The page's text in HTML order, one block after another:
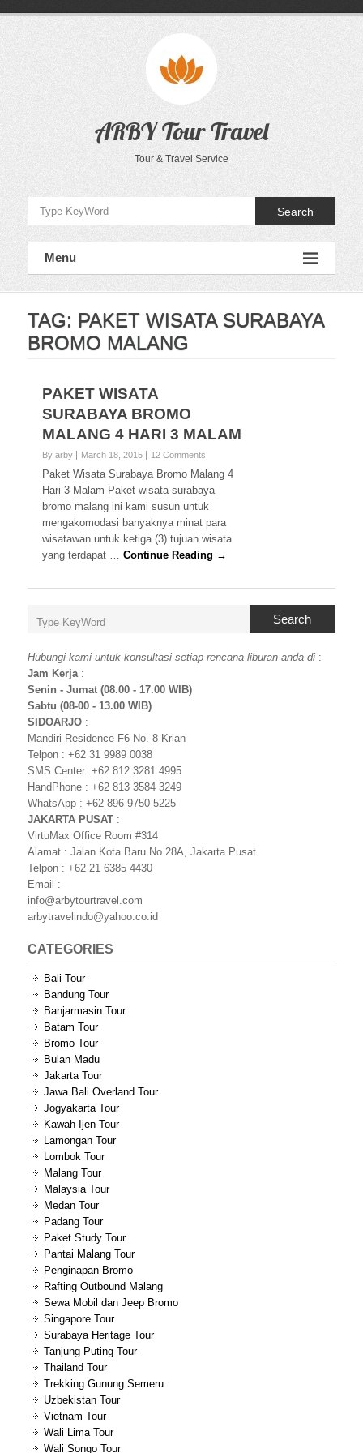
ARBY Tour Travel
Tour & Travel Service
Search
Menu
TAG: PAKET WISATA SURABAYA
BROMO MALANG
PAKET WISATA
SURABAYA BROMO
MALANG 4 HARI 3 MALAM
By arby March 18, 2015 12 Comments
Paket Wisata Surabaya Bromo Malang 4
Hari 3 Malam Paket wisata surabaya
bromo malang ini kami susun untuk
mengakomodasi banyaknya minat para
wisatawan untuk ketiga (3) tujuan wisata
yang terdapat …Continue Reading →
Search
Hubungi kami untuk konsultasi setiap rencana liburan anda di :
Jam Kerja:
Senin - Jumat (08.00 - 17.00 WIB)
Sabtu (08-00 - 13.00 WIB)
SIDOARJO :
Mandiri Residence F6 No. 8 Krian
Telpon : +62 31 9989 0038
SMS Center: +62 812 3281 4995
HandPhone : +62 813 3584 3249
WhatsApp : +62 896 9750 5225
JAKARTA PUSAT :
VirtuMax Office Room #314
Alamat : Jalan Kota Baru No 28A, Jakarta Pusat
Telpon : +62 21 6385 4430
Email :
info@arbytourtravel.com
arbytravelindo@yahoo.co.id
CATEGORIES
Bali Tour
Bandung Tour
Banjarmasin Tour
Batam Tour
Bromo Tour
Bulan Madu
Jakarta Tour
Jawa Bali Overland Tour
Jogyakarta Tour
Kawah Ijen Tour
Lamongan Tour
Lombok Tour
Malang Tour
Malaysia Tour
Medan Tour
Padang Tour
Paket Study Tour
Pantai Malang Tour
Penginapan Bromo
Rafting Outbound Malang
Sewa Mobil dan Jeep Bromo
Singapore Tour
Surabaya Heritage Tour
Tanjung Puting Tour
Thailand Tour
Trekking Gunung Semeru
Uzbekistan Tour
Vietnam Tour
Wali Lima Tour
Wali Songo Tour